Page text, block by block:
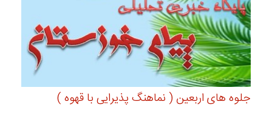
جلوه های اربعین ( نماهنگ پذیرایی با قهوه )